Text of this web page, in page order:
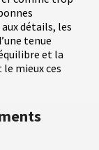
détails, les
tenue
et la
mieux ces